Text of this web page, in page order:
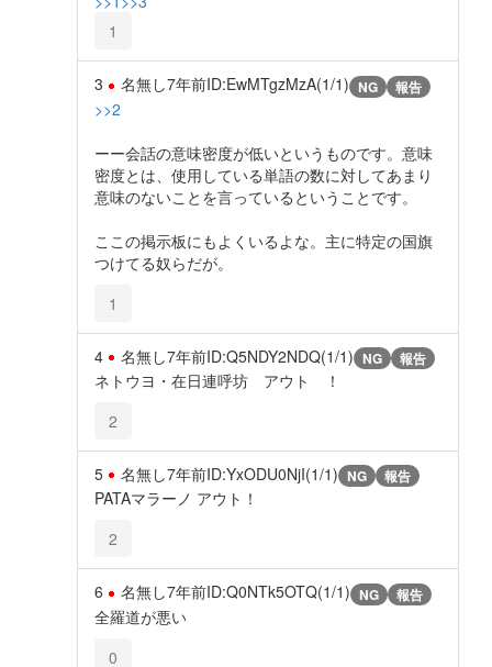
1
3 名無し7年前ID:EwMTgzMzA(1/1) NG 報告
>>2
ーー会話の意味密度が低いというものです。意味
密度とは、使用している単語の数に対してあまり
意味のないことを言っているということです。
ここの掲示板にもよくいるよな。主に特定の国旗
つけてる奴らだが。
1
4 名無し7年前ID:Q5NDY2NDQ(1/1) NG 報告
ネトウヨ・在日連呼坊 アウト ！
2
5 名無し7年前ID:YxODU0NjI(1/1) NG 報告
PATAマラーノ アウト！
2
6 名無し7年前ID:Q0NTk5OTQ(1/1) NG 報告
全羅道が悪い
0